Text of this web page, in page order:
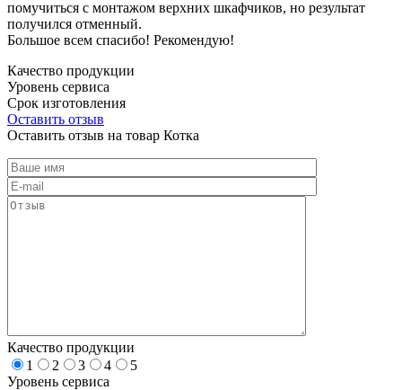
помучиться с монтажом верхних шкафчиков, но результат
получился отменный.
Большое всем спасибо! Рекомендую!
Качество продукции
Уровень сервиса
Срок изготовления
Оставить отзыв
Оставить отзыв на товар Котка
Качество продукции
1
2 3 4
5
Уровень сервиса